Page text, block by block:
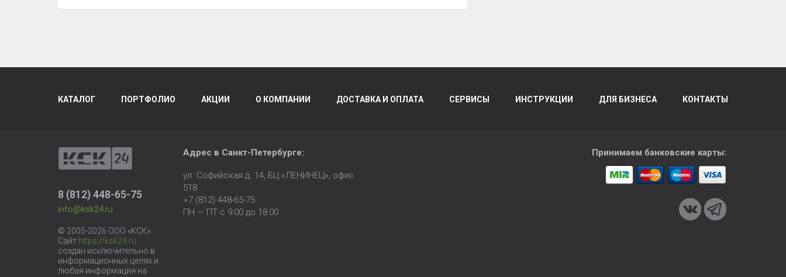
КАТАЛОГ ПОРТФОЛИО АКЦИИ О КОМПАНИИ ДОСТАВКА И ОПЛАТА СЕРВИСЫ ИНСТРУКЦИИ ДЛЯ БИЗНЕСА КОНТАКТЫ
8 (812) 448-65-75
info@ksk24.ru
© 2005-2026 ООО «КСК».
Сайт https://ksk24.ru
создан исключительно в
информационных целях и
любая информация на
Адрес в Санкт-Петербурге:
ул. Софийская д. 14, БЦ «ЛЕНИНЕЦ», офис
518
+7 (812) 448-65-75
ПН — ПТ с 9:00 до 18:00
Принимаем банковские карты: